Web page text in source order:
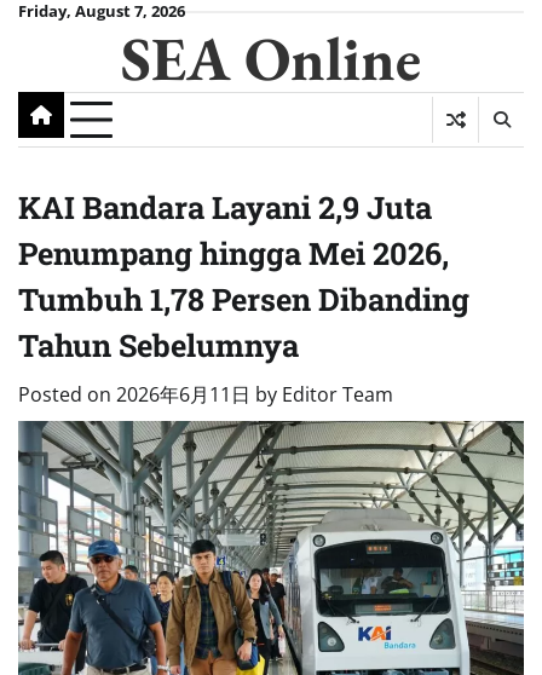
SkipFriday, August 7, 2026
SEA Online
KAI Bandara Layani 2,9 Juta
Penumpang hingga Mei 2026,
Tumbuh 1,78 Persen Dibanding
Tahun Sebelumnya
Posted on 2026年6月11日 by Editor Team